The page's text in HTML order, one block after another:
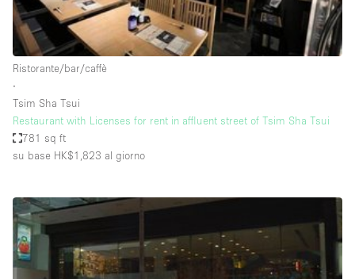
Elettricità
Esposizione di Automobili
Illuminazione
Impianto audiovisivo
Industriale
Licenza per Liquori
Livello strada
Luce Diurna
Ristorante/bar/caffè
∙
Tsim Sha Tsui
Restaurant with Licenses for rent in affluent street of Tsim Sha Tsui
781 sq ft
su base HK$1,823 al giorno